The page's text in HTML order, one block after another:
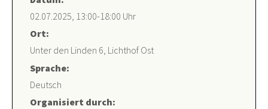
02.07.2025, 13:00-18:00 Uhr
Ort:
Unter den Linden 6, Lichthof Ost
Sprache:
Deutsch
Organisiert durch: